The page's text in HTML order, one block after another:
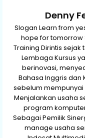
Denny
Slogan Learn from
hope for tomorrow
Training Dirintis sejak
Lembaga Kursus
berinovasi,
Bahasa Inggris dan
sebelum mempunyai
Menjalankan usaha
program
Sebagai Pemilik
manage usaha